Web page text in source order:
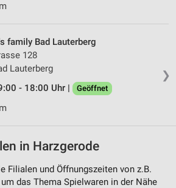
❯
family Bad Lauterberg
128
Lauterberg
- 18:00 Uhr |
Geöffnet
in Harzgerode
Filialen und Öffnungszeiten von z.B.
das Thema Spielwaren in der Nähe